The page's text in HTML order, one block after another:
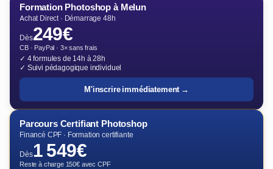
Formation Photoshop à Melun
Achat Direct · Démarrage 48h
Dès249€
CB · PayPal · 3× sans frais
✓ 4 formules de 14h à 28h
✓ Suivi pédagogique individuel
M'inscrire immédiatement →
Parcours Certifiant Photoshop
Financé CPF · Formation certifiante
Dès1 549€
Reste à charge 150€ avec CPF